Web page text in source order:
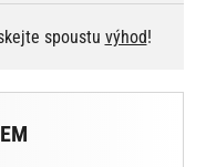
spoustu výhod!